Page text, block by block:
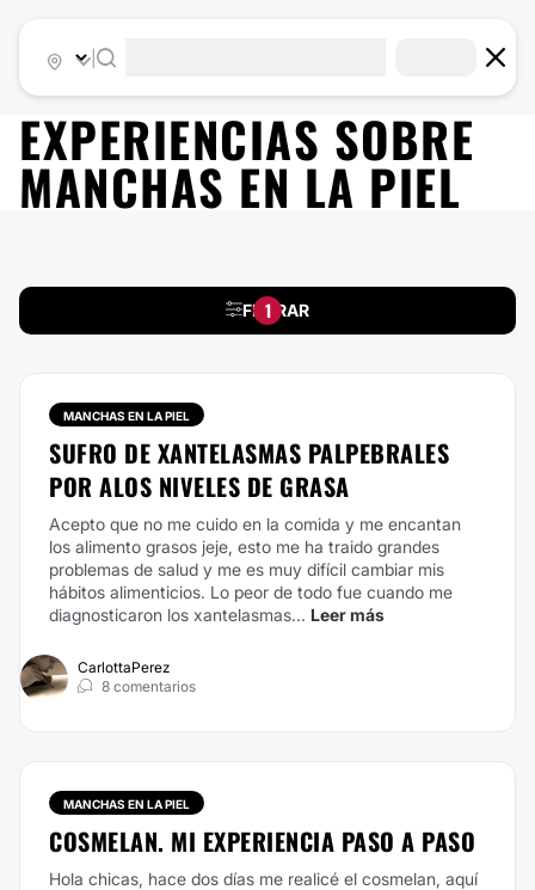
EXPERIENCIAS SOBRE
MANCHAS EN LA PIEL
FILTRAR
1
MANCHAS EN LA PIEL
SUFRO DE XANTELASMAS PALPEBRALES
POR ALOS NIVELES DE GRASA
Acepto que no me cuido en la comida y me encantan
los alimento grasos jeje, esto me ha traido grandes
problemas de salud y me es muy difícil cambiar mis
hábitos alimenticios. Lo peor de todo fue cuando me
diagnosticaron los xantelasmas... Leer más
CarlottaPerez
8 comentarios
MANCHAS EN LA PIEL
COSMELAN. MI EXPERIENCIA PASO A PASO
Hola chicas, hace dos días me realicé el cosmelan, aquí